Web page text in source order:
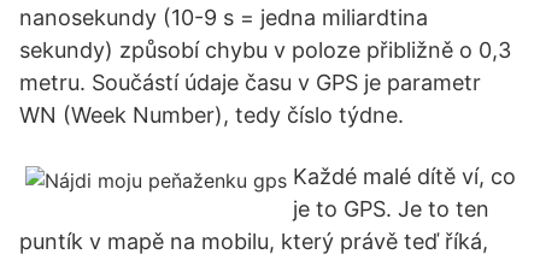
nanosekundy (10-9 s = jedna miliardtina
sekundy) způsobí chybu v poloze přibližně o 0,3
metru. Součástí údaje času v GPS je parametr
WN (Week Number), tedy číslo týdne.
Každé malé dítě ví, co
je to GPS. Je to ten
puntík v mapě na mobilu, který právě teď říká,